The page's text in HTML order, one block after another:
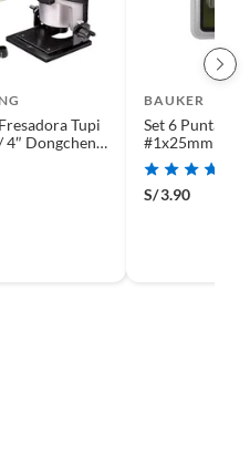
Tupi
Base
BAUKER
Set 6 Puntas
#1x25mm
S/3.90